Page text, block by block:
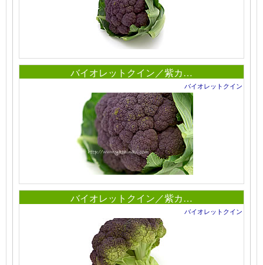
バイオレットクイン／紫カ…
バイオレットクイン
バイオレットクイン／紫カ…
バイオレットクイン